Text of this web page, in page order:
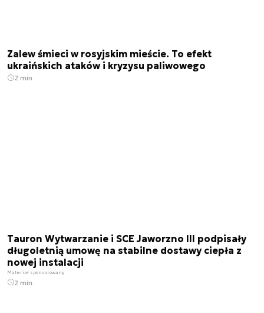
Zalew śmieci w rosyjskim mieście. To efekt
ukraińskich ataków i kryzysu paliwowego
2 min.
Tauron Wytwarzanie i SCE Jaworzno III podpisały
długoletnią umowę na stabilne dostawy ciepła z
nowej instalacji
Materiał sponsorowany
2 min.